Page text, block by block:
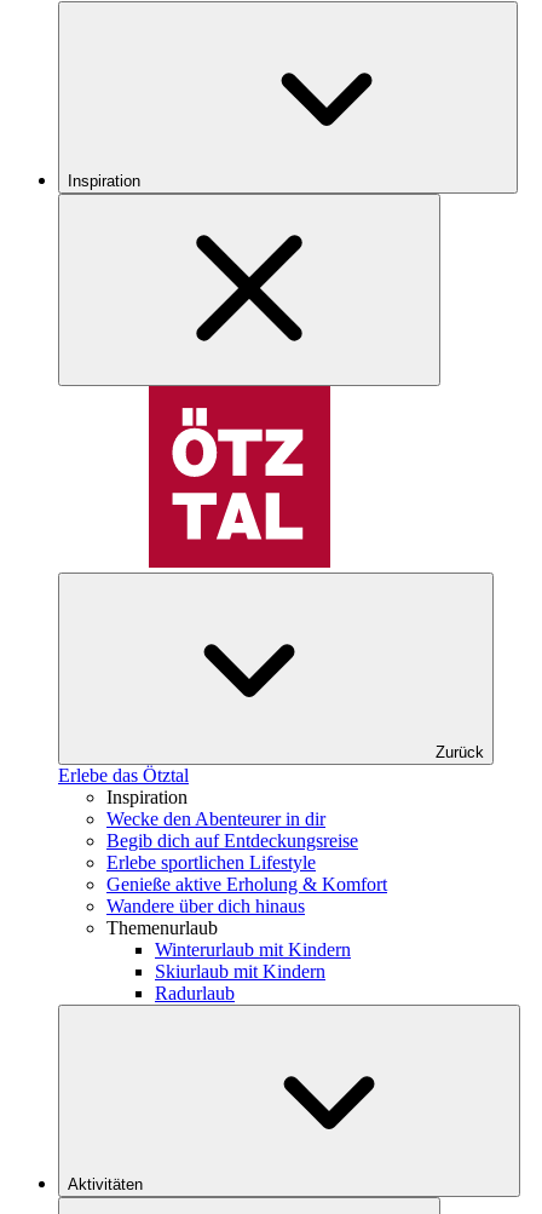
Inspiration
Zurück
Erlebe das Ötztal
Inspiration
Wecke den Abenteurer in dir
Begib dich auf Entdeckungsreise
Erlebe sportlichen Lifestyle
Genieße aktive Erholung & Komfort
Wandere über dich hinaus
Themenurlaub
Winterurlaub mit Kindern
Skiurlaub mit Kindern
Radurlaub
Aktivitäten